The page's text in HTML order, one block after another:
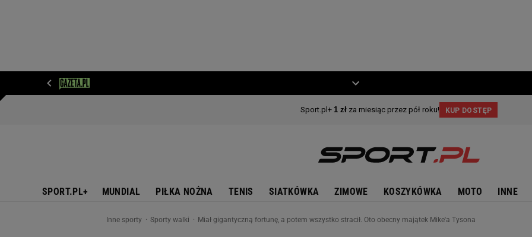
SPORT.PL+ MUNDIAL PIŁKA NOŻNA TENIS SIATKÓWKA ZIMOWE KOSZYKÓWKA MOTO INNE
Inne sporty Sporty walki Miał gigantyczną fortunę, a potem wszystko stracił. Oto obecny majątek Mike'a Tysona